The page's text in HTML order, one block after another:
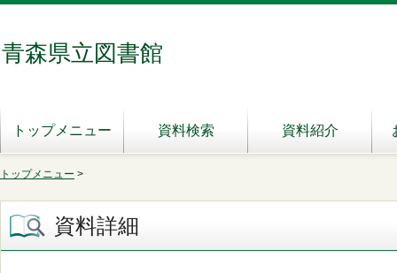
青森県立図書館
トップメニュー 資料検索 資料紹介
トップメニュー >
資料詳細